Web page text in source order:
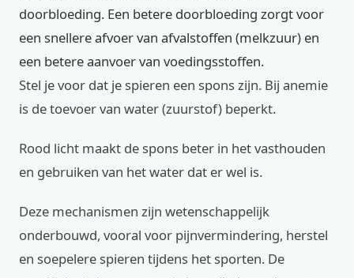
doorbloeding. Een betere doorbloeding zorgt voor
een snellere afvoer van afvalstoffen (melkzuur) en
een betere aanvoer van voedingsstoffen.
Stel je voor dat je spieren een spons zijn. Bij anemie
is de toevoer van water (zuurstof) beperkt.
Rood licht maakt de spons beter in het vasthouden
en gebruiken van het water dat er wel is.
Deze mechanismen zijn wetenschappelijk
onderbouwd, vooral voor pijnvermindering, herstel
en soepelere spieren tijdens het sporten. De